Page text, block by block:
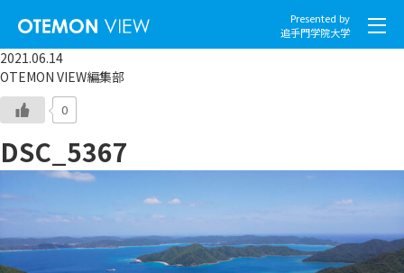
Presented by
追手門学院大学
社会とくらし
スポーツと文化
2021.06.14
OTEMON VIEW編集部
0
DSC_5367